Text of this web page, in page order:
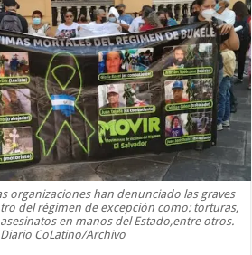
organizaciones han denunciado las graves
del régimen de excepción como: torturas,
en manos del Estado,entre otros.
CoLatino/Archivo